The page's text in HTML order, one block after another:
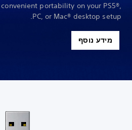
portability on your PS5®,
PC, or Mac® desktop setup.
מידע נוסף